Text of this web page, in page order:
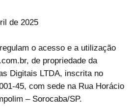
de 2025
o acesso e a utilização
de propriedade da
Digitais LTDA, inscrita no
45, com sede na Rua Horácio
– Sorocaba/SP.